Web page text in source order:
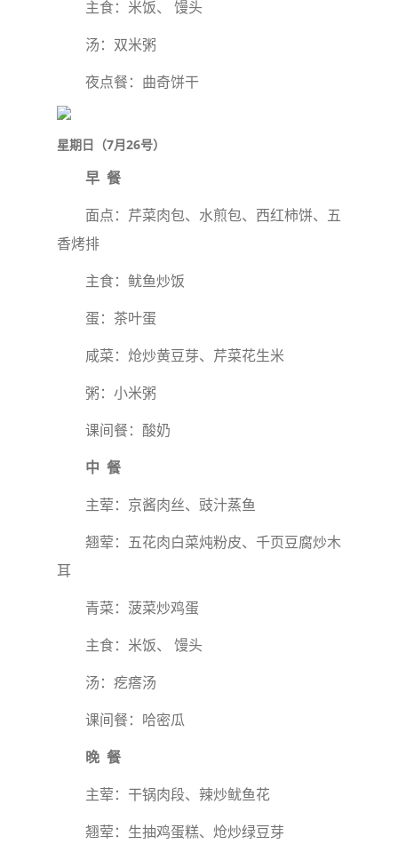
主食：米饭、 馒头
汤：双米粥
夜点餐：曲奇饼干
星期日（7月26号）
早 餐
面点：芹菜肉包、水煎包、西红柿饼、五
香烤排
主食：鱿鱼炒饭
蛋：茶叶蛋
咸菜：炝炒黄豆芽、芹菜花生米
粥：小米粥
课间餐：酸奶
中 餐
主荤：京酱肉丝、豉汁蒸鱼
翘荤：五花肉白菜炖粉皮、千页豆腐炒木
耳
青菜：菠菜炒鸡蛋
主食：米饭、 馒头
汤：疙瘩汤
课间餐：哈密瓜
晚 餐
主荤：干锅肉段、辣炒鱿鱼花
翘荤：生抽鸡蛋糕、炝炒绿豆芽